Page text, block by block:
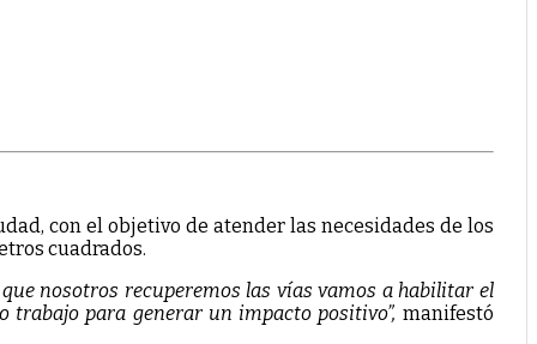
con el objetivo de atender las necesidades de los
cuadrados.
nosotros recuperemos las vías vamos a habilitar el
trabajo para generar un impacto positivo”, manifestó